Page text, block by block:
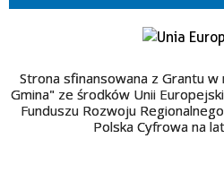
Strona sfinansowana z Grantu
Gmina" ze środków Unii
Funduszu Rozwoju
Polska Cyfrowa na